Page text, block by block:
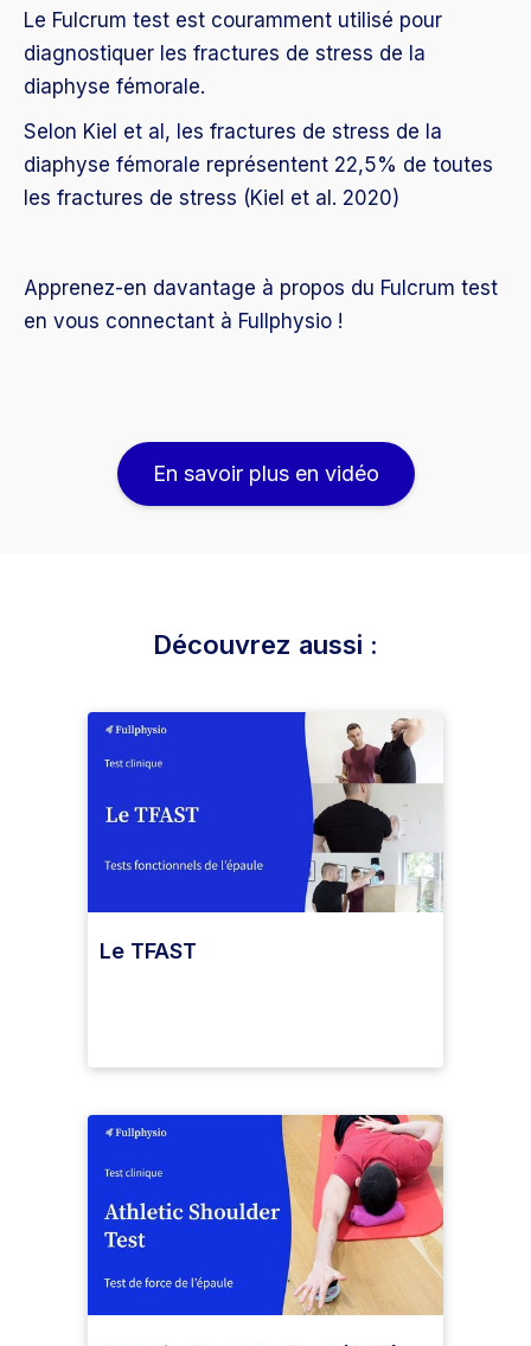
Le Fulcrum test est couramment utilisé pour
diagnostiquer les fractures de stress de la
diaphyse fémorale.
Selon Kiel et al, les fractures de stress de la
diaphyse fémorale représentent 22,5% de toutes
les fractures de stress (Kiel et al. 2020)
Apprenez-en davantage à propos du Fulcrum test
en vous connectant à Fullphysio !
En savoir plus en vidéo
Découvrez aussi :
Le TFAST